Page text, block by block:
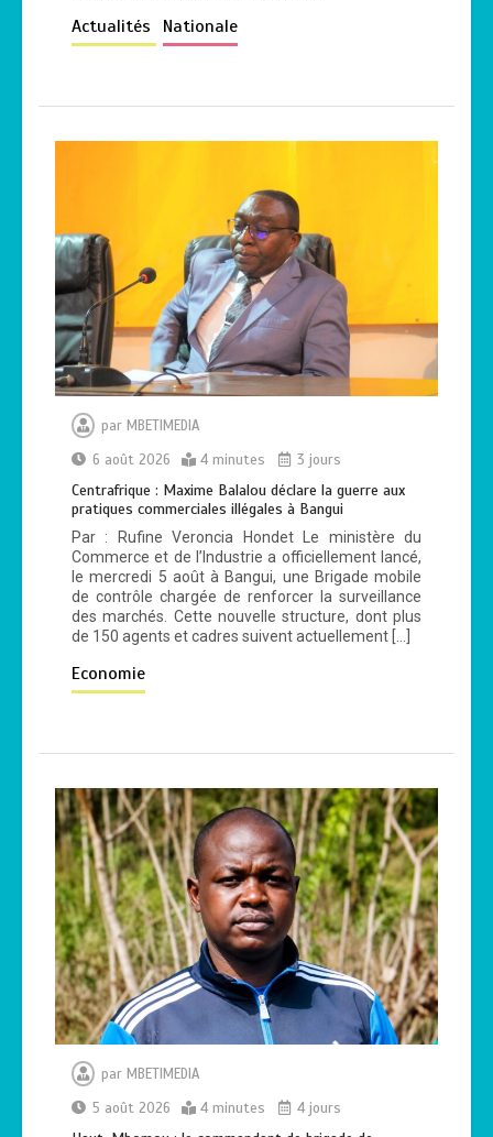
Actualités Nationale
par MBETIMEDIA
6 août 2026
4 minutes 3 jours
Centrafrique : Maxime Balalou déclare la guerre aux
pratiques commerciales illégales à Bangui
Par : Rufine Veroncia Hondet Le ministère du
Commerce et de l’Industrie a officiellement lancé,
le mercredi 5 août​ à Bangui, une Brigade mobile
de contrôle chargée de renforcer la surveillance
des marchés. Cette nouvelle structure, dont plus
de 150 agents et cadres suivent actuellement […]
Economie
par MBETIMEDIA
5 août 2026
4 minutes 4 jours